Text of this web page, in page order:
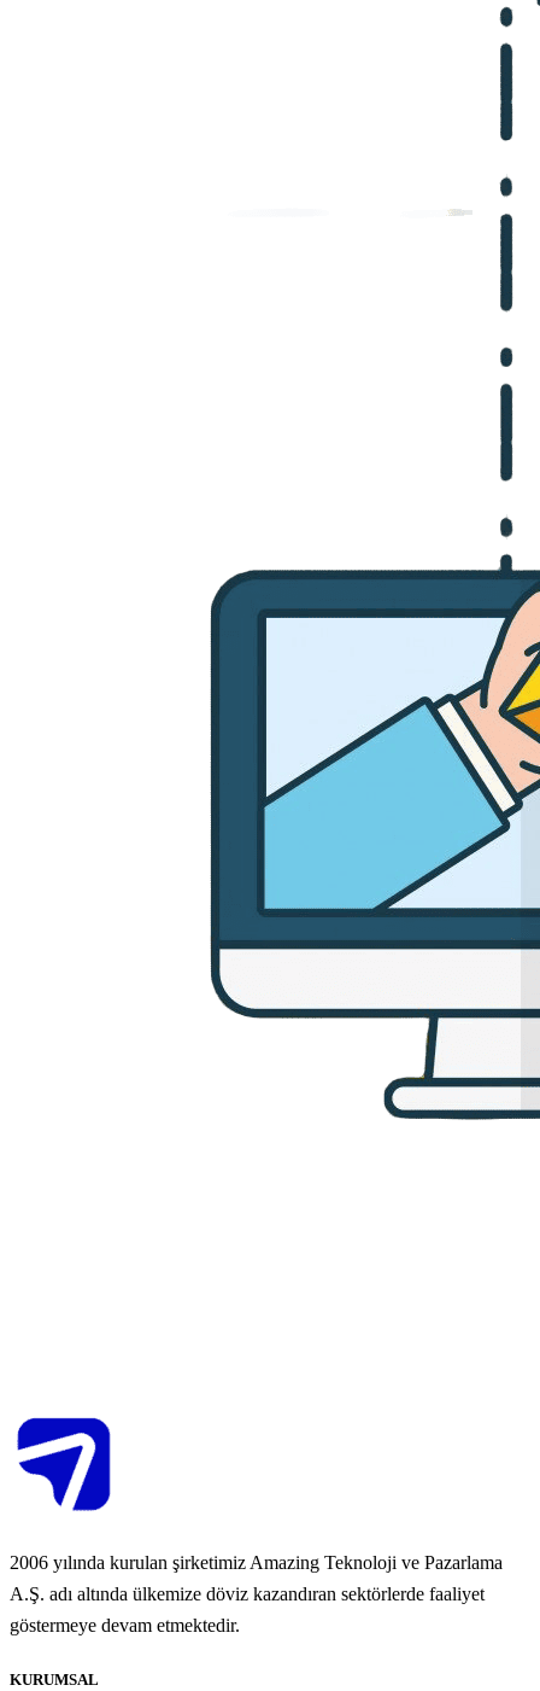
2006 yılında kurulan şirketimiz Amazing Teknoloji ve Pazarlama
A.Ş. adı altında ülkemize döviz kazandıran sektörlerde faaliyet
göstermeye devam etmektedir.
KURUMSAL